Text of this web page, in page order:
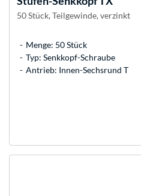
50 Stück, Teilgewinde, verzinkt
Menge: 50 Stück
Typ: Senkkopf-Schraube
Antrieb: Innen-Sechsrund T